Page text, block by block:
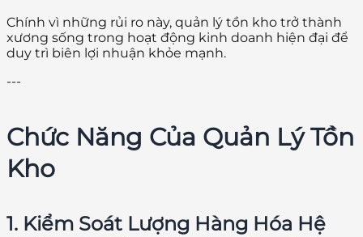
Chính vì những rủi ro này, quản lý tồn kho trở thành
xương sống trong hoạt động kinh doanh hiện đại để
duy trì biên lợi nhuận khỏe mạnh.
---
Chức Năng Của Quản Lý Tồn
Kho
1. Kiểm Soát Lượng Hàng Hóa Hệ